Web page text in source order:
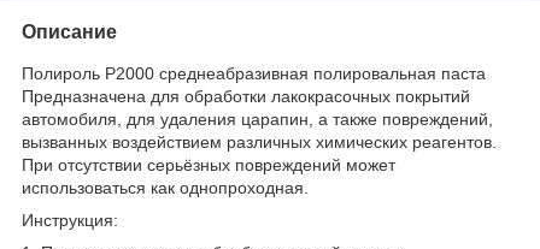
Описание
Полироль P2000 среднеабразивная полировальная паста
Предназначена для обработки лакокрасочных покрытий
автомобиля, для удаления царапин, а также повреждений,
вызванных воздействием различных химических реагентов.
При отсутствии серьёзных повреждений может
использоваться как однопроходная.
Инструкция: